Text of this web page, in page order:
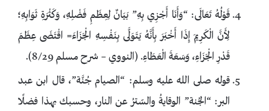
قَوْلُهُ تَعَالَى: “وَأَنَا أَجْزِي بِهِ” بَيَانٌ لِعِظَمِ فَضْلِهِ، وَكَثْرَةِ ثَوَابِهِ؛
لِأَنَّ الْكَرِيمَ إِذَا أَخْبَرَ بِأَنَّهُ يَتَوَلَّى بِنَفْسِهِ الْجَزَاءَ= اقْتَضَى عِظَمَ
قَدْرِ الْجَزَاءِ، وَسَعَةَ الْعَطَاءِ. (النووي – شرح مسلم 8/29).
قوله صلى الله عليه وسلم: “الصيام جُنَّة”، قال ابن عبد
البر: “الجُنة” الوقايةُ والسّترُ عن النار، وحسبك بهذا فضلًا